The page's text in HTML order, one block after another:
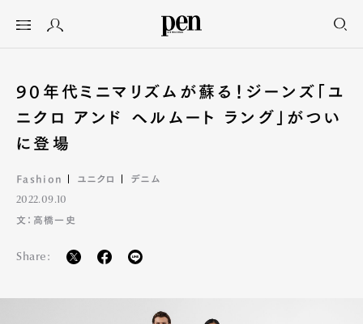
90年代ミニマリズムが蘇る！ジーンズ「ユ
ニクロ アンド ヘルムート ラング」がつい
に登場
Fashion ユニクロ デニム
2022.09.10
文：高橋一史
Share: